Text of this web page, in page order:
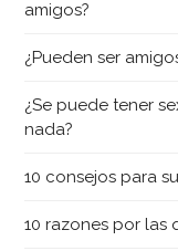
amigos?
¿Pueden ser
¿Se puede tener
nada?
10 consejos para
10 razones por las